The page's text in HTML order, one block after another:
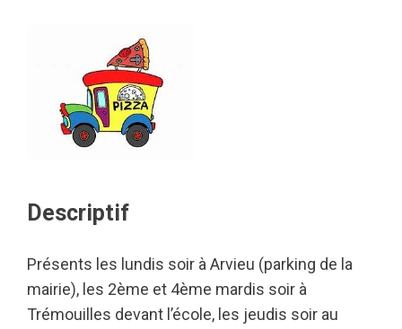
Descriptif
Présents les lundis soir à Arvieu (parking de la
mairie), les 2ème et 4ème mardis soir à
Trémouilles devant l’école, les jeudis soir au